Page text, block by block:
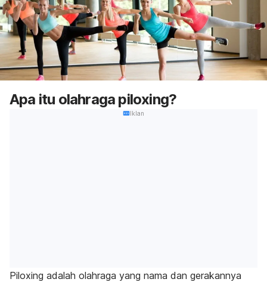
Apa itu olahraga piloxing?
Iklan
Piloxing adalah olahraga yang nama dan gerakannya